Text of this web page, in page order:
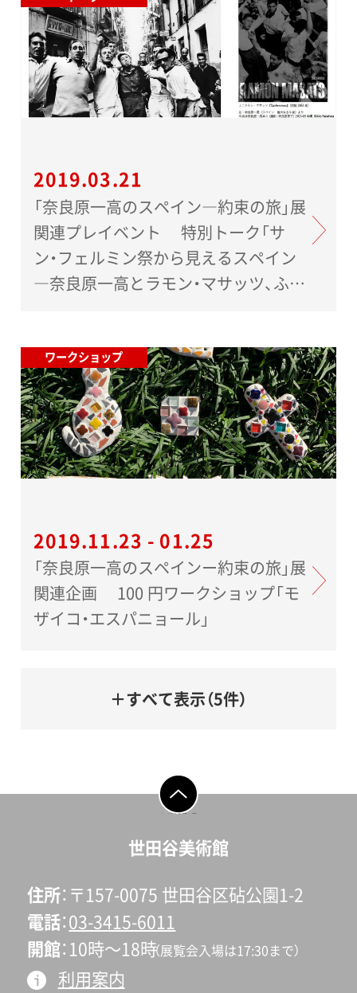
2019.03.21
「奈良原一高のスペイン―約束の旅」展
関連プレイベント 特別トーク「サ
ン・フェルミン祭から見えるスペイン
―奈良原一高とラモン・マサッツ、ふた
ワークショップ
2019.11.23 - 01.25
「奈良原一高のスペインー約束の旅」展
関連企画 100 円ワークショップ「モ
ザイコ・エスパニョール」
＋すべて表示（5件）
ページの先頭へ戻
世田谷美術館
住所 〒157-0075 世田谷区砧公園1-2
電話 03-3415-6011
開館 10時〜18時（展覧会入場は17:30まで）
利用案内